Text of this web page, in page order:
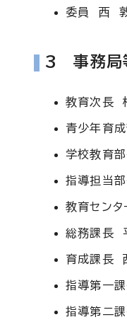
委員 西
3 事務局
教育次長
青少年育
学校教育
指導担当
教育セン
総務課長
育成課長
指導第一
指導第二